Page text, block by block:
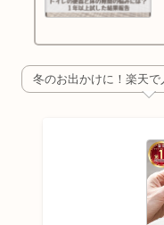
冬のお出かけに！楽天で